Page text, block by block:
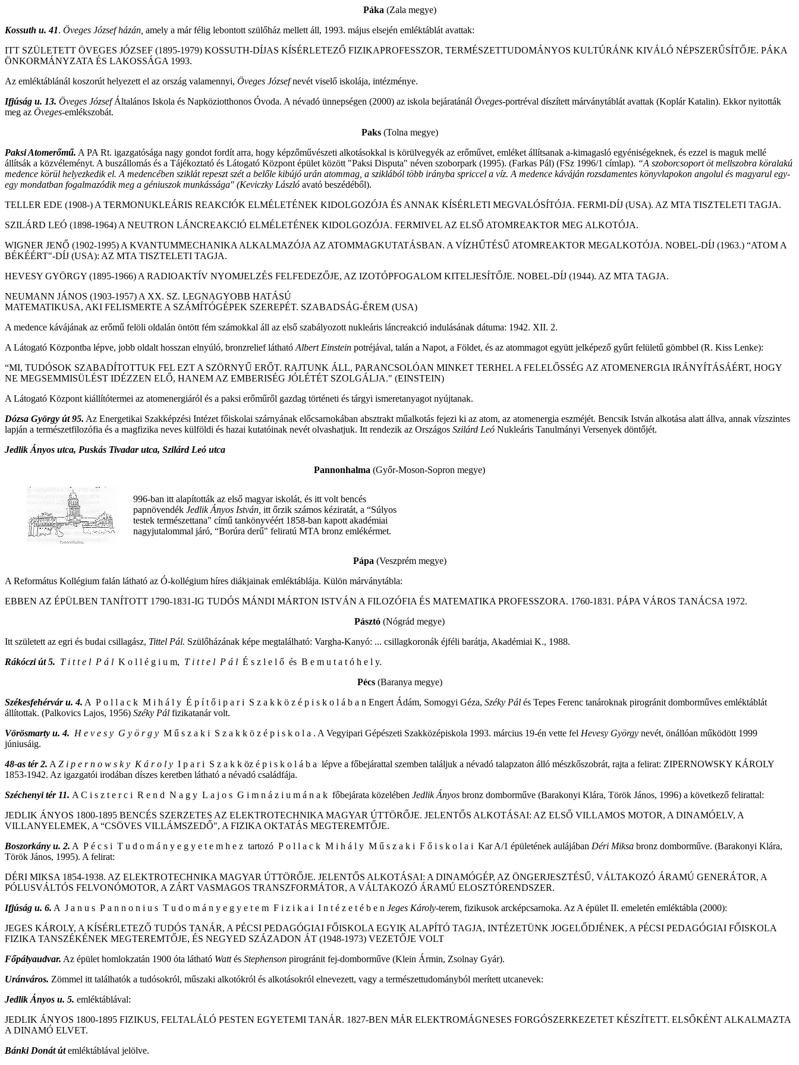
Páka (Zala megye)
Kossuth u. 41. Öveges József házán, amely a már félig lebontott szülőház mellett áll, 1993. május elsején emléktáblát avattak:
ITT SZÜLETETT ÖVEGES JÓZSEF (1895-1979) KOSSUTH-DÍJAS KÍSÉRLETEZŐ FIZIKAPROFESSZOR, TERMÉSZETTUDOMÁNYOS KULTÚRÁNK KIVÁLÓ NÉPSZERŰSÍTŐJE. PÁKA
ÖNKORMÁNYZATA ÉS LAKOSSÁGA 1993.
Az emléktáblánál koszorút helyezett el az ország valamennyi, Öveges Józsefnevét viselő iskolája, intézménye.
Ifjúság u. 13. Öveges JózsefÁltalános Iskola és Napköziotthonos Óvoda. A névadó ünnepségen (2000) az iskola bejáratánál Öveges-portréval díszített márványtáblát avattak (Koplár Katalin). Ekkor nyitották
meg az Öveges-emlékszobát.
Paks(Tolna megye)
Paksi Atomerőmű. A PA Rt. igazgatósága nagy gondot fordít arra, hogy képzőművészeti alkotásokkal is körülvegyék az erőművet, emléket állítsanak a-kimagasló egyéniségeknek, és ezzel is maguk mellé
állítsák a közvéleményt. A buszállomás és a Tájékoztató és Látogató Központ épület között "Paksi Disputa" néven szoborpark (1995). (Farkas Pál) (FSz 1996/1 címlap). “A szoborcsoport öt mellszobra köralakú
medence körül helyezkedik el. A medencében sziklát repeszt szét a belőle kibújó urán atommag, a sziklából több irányba spriccel a víz. A medence káváján rozsdamentes könyvlapokon angolul és magyarul egy-
egy mondatban fogalmazódik meg a géniuszok munkássága" (Keviczky László avató beszédéből).
TELLER EDE (1908-) A TERMONUKLEÁRIS REAKCIÓK ELMÉLETÉNEK KIDOLGOZÓJA ÉS ANNAK KÍSÉRLETI MEGVALÓSÍTÓJA. FERMI-DÍJ (USA). AZ MTA TISZTELETI TAGJA.
SZILÁRD LEÓ (1898-1964) A NEUTRON LÁNCREAKCIÓ ELMÉLETÉNEK KIDOLGOZÓJA. FERMIVEL AZ ELSŐ ATOMREAKTOR MEG ALKOTÓJA.
WIGNER JENŐ (1902-1995) A KVANTUMMECHANIKA ALKALMAZÓJA AZ ATOMMAGKUTATÁSBAN. A VÍZHŰTÉSŰ ATOMREAKTOR MEGALKOTÓJA. NOBEL-DÍJ (1963.) “ATOM A
BÉKÉÉRT"-DÍJ (USA): AZ MTA TISZTELETI TAGJA.
HEVESY GYÖRGY (1895-1966) A RADIOAKTÍV NYOMJELZÉS FELFEDEZŐJE, AZ IZOTÓPFOGALOM KITELJESÍTŐJE. NOBEL-DÍJ (1944). AZ MTA TAGJA.
NEUMANN JÁNOS (1903-1957) A XX. SZ. LEGNAGYOBB HATÁSÚ
MATEMATIKUSA, AKI FELISMERTE A SZÁMÍTÓGÉPEK SZEREPÉT. SZABADSÁG-ÉREM (USA)
A medence kávájának az erőmű felöli oldalán öntött fém számokkal áll az első szabályozott nukleáris láncreakció indulásának dátuma: 1942. XII. 2.
A Látogató Központba lépve, jobb oldalt hosszan elnyúló, bronzrelief látható Albert Einstein potréjával, talán a Napot, a Földet, és az atommagot együtt jelképező gyűrt felületű gömbbel (R. Kiss Lenke):
“MI, TUDÓSOK SZABADÍTOTTUK FEL EZT A SZÖRNYŰ ERŐT. RAJTUNK ÁLL, PARANCSOLÓAN MINKET TERHEL A FELELŐSSÉG AZ ATOMENERGIA IRÁNYÍTÁSÁÉRT, HOGY
NE MEGSEMMISÜLÉST IDÉZZEN ELŐ, HANEM AZ EMBERISÉG JÓLÉTÉT SZOLGÁLJA." (EINSTEIN)
A Látogató Központ kiállítótermei az atomenergiáról és a paksi erőműről gazdag történeti és tárgyi ismeretanyagot nyújtanak.
Dózsa György út 95. Az Energetikai Szakképzési Intézet főiskolai szárnyának előcsarnokában absztrakt műalkotás fejezi ki az atom, az atomenergia eszméjét. Bencsik István alkotása alatt állva, annak vízszintes
lapján a természetfilozófia és a magfizika neves külföldi és hazai kutatóinak nevét olvashatjuk. Itt rendezik az Országos Szilárd Leó Nukleáris Tanulmányi Versenyek döntőjét.
Jedlik Ányos utca, Puskás Tivadar utca, Szilárd Leó utca
Pannonhalma (Győr-Moson-Sopron megye)
996-ban itt alapították az első magyar iskolát, és itt volt bencés
papnövendék Jedlik Ányos István, itt őrzik számos kéziratát, a “Súlyos
testek természettana" című tankönyvéért 1858-ban kapott akadémiai
nagyjutalommal járó, “Borúra derű" feliratú MTA bronz emlékérmet.
Pápa (Veszprém megye)
A Református Kollégium falán látható az Ó-kollégium híres diákjainak emléktáblája. Külön márványtábla:
EBBEN AZ ÉPÜLBEN TANÍTOTT 1790-1831-IG TUDÓS MÁNDI MÁRTON ISTVÁN A FILOZÓFIA ÉS MATEMATIKA PROFESSZORA. 1760-1831. PÁPA VÁROS TANÁCSA 1972.
Pásztó (Nógrád megye)
Itt született az egri és budai csillagász, Tittel Pál. Szülőházának képe megtalálható: Vargha-Kanyó: ... csillagkoronák éjféli barátja, Akadémiai K., 1988.
Rákóczi út 5. T i t t e l P á l K o l l é g i u m, T i t t e l P á l É s z l e l ő és B e m u t a t ó h e l y.
Pécs(Baranya megye)
Székesfehérvár u. 4. A P o l l a c k M i h á l y É p í t ő i p a r i S z a k k ö z é p i s k o l á b a n Engert Ádám, Somogyi Géza, Széky Pál és Tepes Ferenc tanároknak pirogránit domborműves emléktáblát
állítottak. (Palkovics Lajos, 1956) Széky Pál fizikatanár volt.
Vörösmarty u. 4. H e v e s y G y ö r g y M ű s z a k i S z a k k ö z é p i s k o l a . A Vegyipari Gépészeti Szakközépiskola 1993. március 19-én vette fel Hevesy György nevét, önállóan működött 1999
júniusáig.
48-as tér 2. A Z i p e r n o w s k y K á r o l y I p a r i S z a k k öz é p i s k o l á b a lépve a főbejárattal szemben találjuk a névadó talapzaton álló mészkőszobrát, rajta a felirat: ZIPERNOWSKY KÁROLY
1853-1942. Az igazgatói irodában díszes keretben látható a névadó családfája.
Széchenyi tér 11. A C i s z t e r c i R e n d N a g y L a j o s G i m n á z i u m á n a k főbejárata közelében Jedlik Ányos bronz domborműve (Barakonyi Klára, Török János, 1996) a következő felirattal:
JEDLIK ÁNYOS 1800-1895 BENCÉS SZERZETES AZ ELEKTROTECHNIKA MAGYAR ÚTTÖRŐJE. JELENTŐS ALKOTÁSAI: AZ ELSŐ VILLAMOS MOTOR, A DINAMÓELV, A
VILLANYELEMEK, A “CSÖVES VILLÁMSZEDŐ", A FIZIKA OKTATÁS MEGTEREMTŐJE.
Boszorkány u. 2. A P é c s i T u d o m á n y e g y e t e m h e z tartozó P o l l a c k M i h á l y M ű s z a k i F ő i s k o l a i Kar A/1 épületének aulájában Déri Miksa bronz domborműve. (Barakonyi Klára,
Török János, 1995). A felirat:
DÉRI MIKSA 1854-1938. AZ ELEKTROTECHNIKA MAGYAR ÚTTÖRŐJE. JELENTŐS ALKOTÁSAI: A DINAMÓGÉP, AZ ÖNGERJESZTÉSŰ, VÁLTAKOZÓ ÁRAMÚ GENERÁTOR, A
PÓLUSVÁLTÓS FELVONÓMOTOR, A ZÁRT VASMAGOS TRANSZFORMÁTOR, A VÁLTAKOZÓ ÁRAMÚ ELOSZTÓRENDSZER.
Ifjúság u. 6. A J a n u s P a n n o n i u s T u d o m á n y e g y e t e m F i z i k a i I n t é z e t é b e n Jeges Károly-terem fizikusok arcképcsarnoka. Az A épület II. emeletén emléktábla (2000):
JEGES KÁROLY, A KÍSÉRLETEZŐ TUDÓS TANÁR, A PÉCSI PEDAGÓGIAI FŐISKOLA EGYIK ALAPÍTÓ TAGJA, INTÉZETÜNK JOGELŐDJÉNEK, A PÉCSI PEDAGÓGIAI FŐISKOLA
FIZIKA TANSZÉKÉNEK MEGTEREMTŐJE, ÉS NEGYED SZÁZADON ÁT (1948-1973) VEZETŐJE VOLT
Főpályaudvar. Az épület homlokzatán 1900 óta látható Wattés Stephenson pirogránit fej-domborműve (Klein Ármin, Zsolnay Gyár).
Uránváros. Zömmel itt találhatók a tudósokról, műszaki alkotókról és alkotásokról elnevezett, vagy a természettudományból merített utcanevek:
Jedlik Ányos u. 5. emléktáblával:
JEDLIK ÁNYOS 1800-1895 FIZIKUS, FELTALÁLÓ PESTEN EGYETEMI TANÁR. 1827-BEN MÁR ELEKTROMÁGNESES FORGÓSZERKEZETET KÉSZÍTETT. ELSŐKÉNT ALKALMAZTA
A DINAMÓ ELVET.
Bánki Donát útemléktáblával jelölve.